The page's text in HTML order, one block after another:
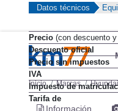
Inicio Marcas Hyundai
Información
Datos técnicos
Precio (con descuento
Descuento oficial
Precio sin impuestos
IVA
Impuesto de
Tarifa de